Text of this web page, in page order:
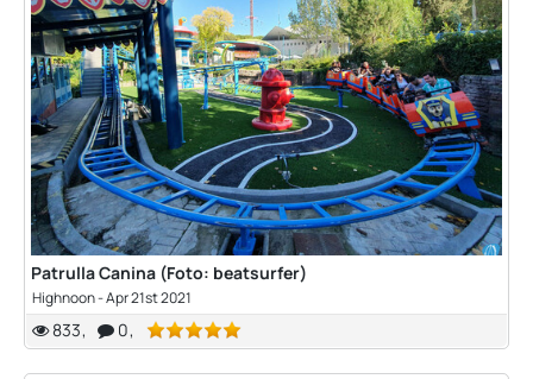
Patrulla Canina (Foto: beatsurfer)
Highnoon-Apr 21st 2021
833 0